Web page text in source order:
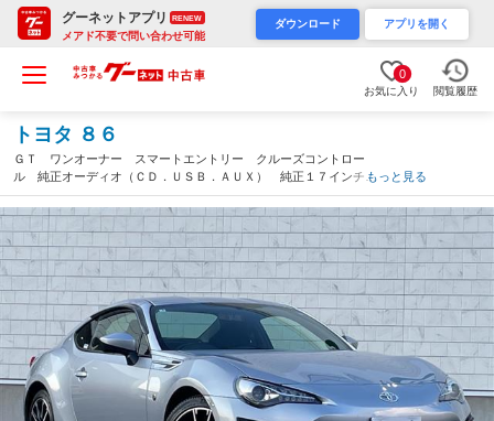
グーネットアプリ RENEW
メアド不要で問い合わせ可能
ダウンロード アプリを開く
0
お気に入り 閲覧履歴
トヨタ ８６
ＧＴ ワンオーナー スマートエントリー クルーズコントロー
ル 純正オーディオ（ＣＤ．ＵＳＢ．ＡＵＸ） 純正１７インチ
横滑り防止 ＬＥＤヘッドライト ＬＥＤフォグランプ ドアバイ
ザー（山形県）
もっと見る